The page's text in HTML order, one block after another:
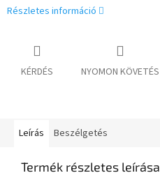
Részletes információ
KÉRDÉS NYOMON KÖVETÉS
Leírás Beszélgetés
Termék részletes leírása